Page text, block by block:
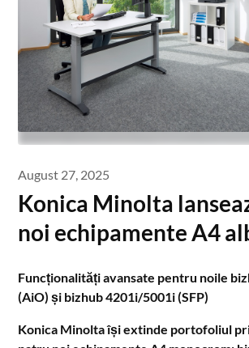
August 27, 2025
Konica Minolta
noi echipamente A4
Funcționalități avansate pentru noile
(AiO) și bizhub 4201i/5001i (SFP)
Konica Minolta își extinde portofoliul